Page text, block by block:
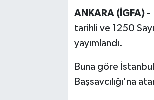
ANKARA (İGFA) -
tarihli ve 1250
yayımlandı.
Buna göre
Başsavcılığı'na